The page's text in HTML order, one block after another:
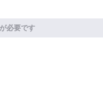
必要です